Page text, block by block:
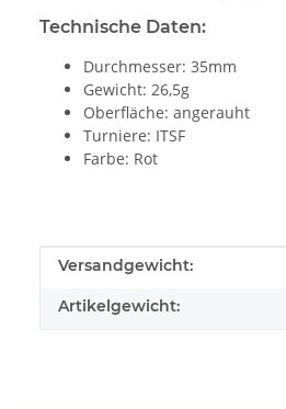
Technische Daten:
Durchmesser: 35mm
Gewicht: 26,5g
Oberfläche: angerauht
Turniere: ITSF
Farbe: Rot
Produkteigenschaft
Wert
Versandgewicht:
Artikelgewicht: